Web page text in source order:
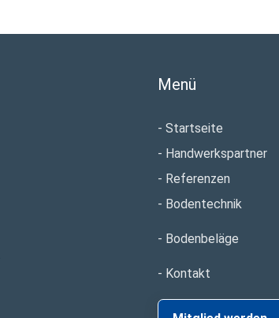
Menü
Startseite
Handwerkspartner
Referenzen
Bodentechnik
Bodenbeläge
Kontakt